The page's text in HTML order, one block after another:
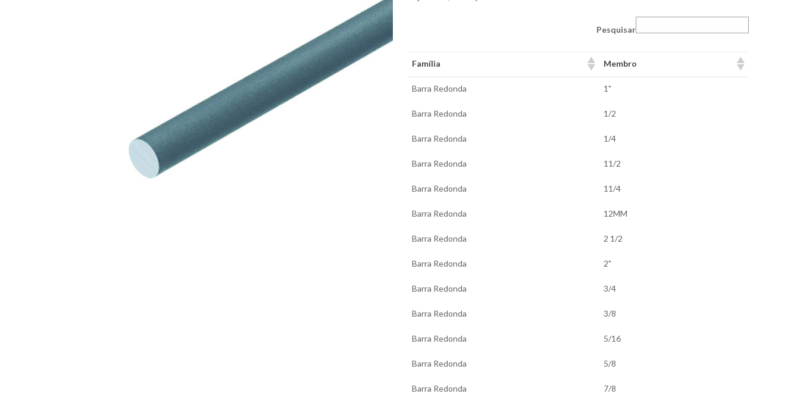
Pesquisar
Família Membro
Barra Redonda 1"
Barra Redonda 1/2
Barra Redonda 1/4
Barra Redonda 11/2
Barra Redonda 11/4
Barra Redonda 12MM
Barra Redonda 2 1/2
Barra Redonda 2"
Barra Redonda 3/4
Barra Redonda 3/8
Barra Redonda 5/16
Barra Redonda 5/8
Barra Redonda 7/8